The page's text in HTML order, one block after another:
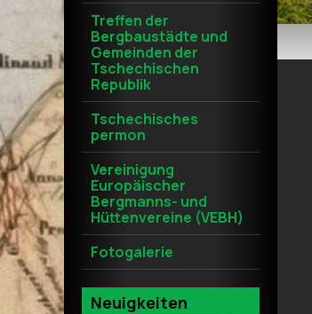
Treffen der
Bergbaustädte und
Gemeinden der
Tschechischen
Republik
Tschechisches
permon
Vereinigung
Europäischer
Bergmanns- und
Hüttenvereine (VEBH)
Fotogalerie
Neuigkeiten